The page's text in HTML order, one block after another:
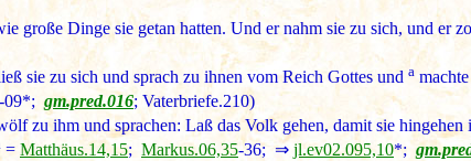
große Dinge sie getan hatten. Und er nahm sie zu sich, und er
sie zu sich und sprach zu ihnen vom Reich Gottes und a
-09*; gm.pred.016; Vaterbriefe.210)
zu ihm und sprachen: Laß das Volk gehen, damit sie
= Matthäus.14,15; Markus.06,35-36; ⇒ jl.ev02.095,10*;